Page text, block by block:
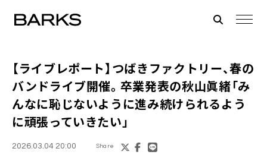
【ライブレポート】つばきファクトリー、春の
バンドライブ開催。卒業発表の秋山眞緒「み
んなに恥じないように進み続けられるよう
に頑張っていきたい」
2026.03.04 20:00 Share